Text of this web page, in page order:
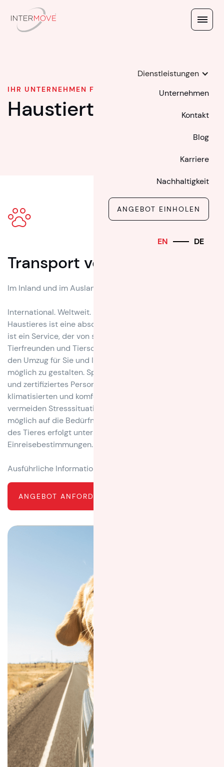
Dienstleistungen
Unternehmen
Kontakt
Blog
Karriere
Nachhaltigkeit
ANGEBOT EINHOLEN
EN DE
IHR UNTERNEHMEN FÜR TIERTRANSPORTE
Haustiertransport
Transport von Haustieren
Im Inland und im Ausland
International. Weltweit. Der Umzug eines geliebten
Haustieres ist eine absolute Vertrauenssache. PetMove
ist ein Service, der von staatlich angestellten Tierärzten,
Tierfreunden und Tierschützern entwickelt wurde, um
den Umzug für Sie und Ihr Haustier so angenehm wie
möglich zu gestalten. Speziell für diese Arbeit geschultes
und zertifiziertes Personal transportiert Ihr Haustier in
klimatisierten und komfortablen Fahrzeugen. Wir
vermeiden Stresssituationen und gehen so weit wie
möglich auf die Bedürfnisse des Tieres ein. Der Transport
des Tieres erfolgt unter Einhaltung aller gesetzlichen
Einreisebestimmungen.
Ausführliche Informationen unter
ANGEBOT ANFORDERN